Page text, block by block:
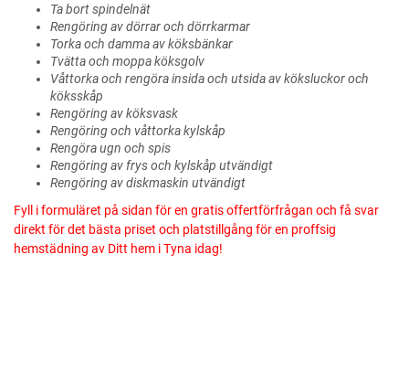
Ta bort spindelnät
Rengöring av dörrar och dörrkarmar
Torka och damma av köksbänkar
Tvätta och moppa köksgolv
Våttorka och rengöra insida och utsida av köksluckor och
köksskåp
Rengöring av köksvask
Rengöring och våttorka kylskåp
Rengöra ugn och spis
Rengöring av frys och kylskåp utvändigt
Rengöring av diskmaskin utvändigt
Fyll i formuläret på sidan för en gratis offertförfrågan och få svar
direkt för det bästa priset och platstillgång för en proffsig
hemstädning av Ditt hem i Tyna idag!